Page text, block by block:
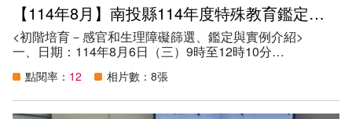
【114年8月】南投縣114年度特殊教育鑑定評估人員系列研習
<初階培育－感官和生理障礙篩選、鑑定與實例介紹>
一、日期：114年8月6日（三）9時至12時10分
三、講師：國立彰化師範大學葉瓊華退休教授
四、參加資格：
（一）本縣鑑定評估人員。
點閱率： 12 相片數：8張